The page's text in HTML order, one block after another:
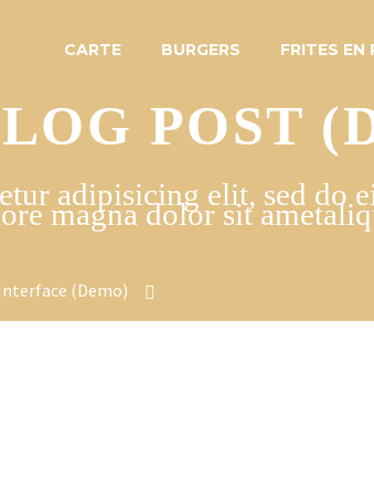
CARTE BURGERS FRITES EN
POST
adipisicing elit, sed do
magna dolor sit
(Demo)